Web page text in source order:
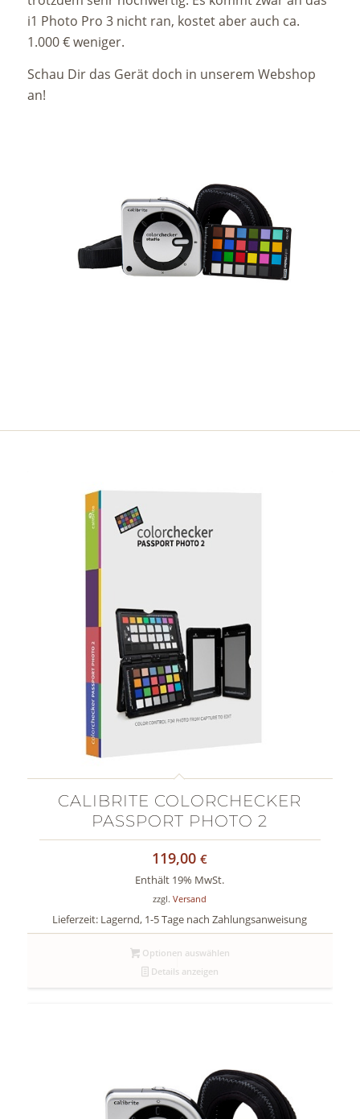
i1 Photo Pro 3 nicht ran, kostet aber auch ca.
1.000 € weniger.
Schau Dir das Gerät doch in unserem Webshop
an!
CALIBRITE COLORCHECKER
PASSPORT PHOTO 2
119,00€
Enthält 19% MwSt.
zzgl.Versand
Lieferzeit: Lagernd, 1-5 Tage nach Zahlungsanweisung
Optionen auswählen
Details anzeigen